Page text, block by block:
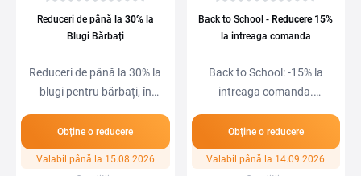
Reduceri de până la 30%la
Blugi Bărbați
Reduceri de până la 30% la
blugi pentru bărbați, în
Obține o reducere
Valabil până la 15.08.2026
Back to School - Reducere 15%
la intreaga comanda
Back to School: -15% la
intreaga comanda.
Obține o reducere
Valabil până la 14.09.2026